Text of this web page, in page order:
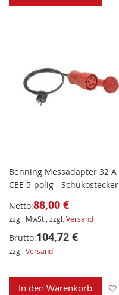
Benning Messadapter 32 A
CEE 5-polig - Schukostecker
Netto:88,00 €
zzgl. MwSt., zzgl.Versand
Brutto:104,72 €
zzgl.Versand
In den Warenkorb